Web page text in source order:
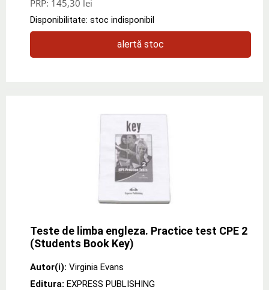
PRP: 145,30 lei
Disponibilitate: stoc indisponibil
alertă stoc
Teste de limba engleza. Practice test CPE 2
(Students Book Key)
Autor(i): Virginia Evans
Editura: EXPRESS PUBLISHING